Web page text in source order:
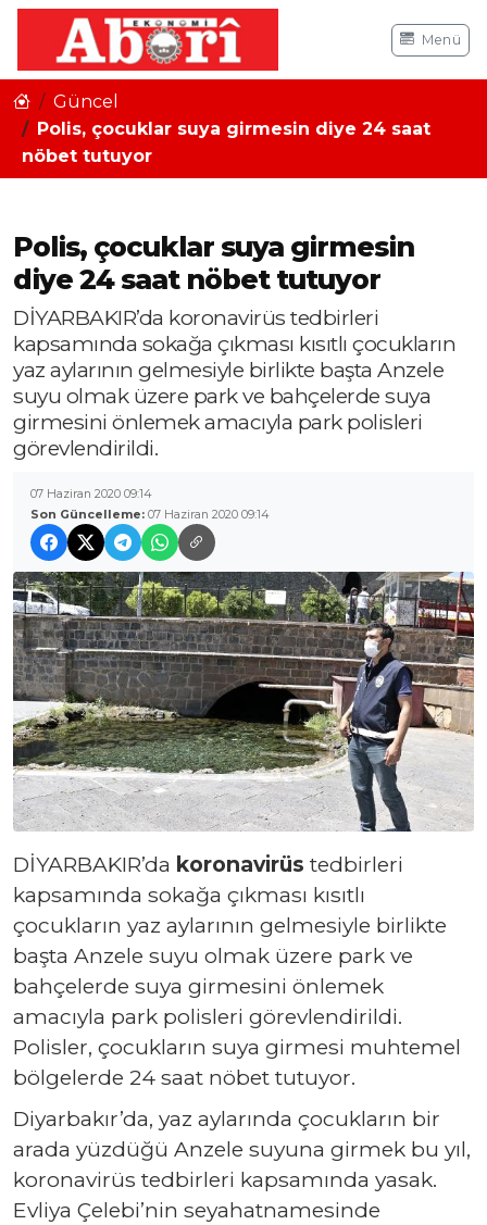
Menü
Güncel
Polis, çocuklar suya girmesin diye 24 saat
nöbet tutuyor
Polis, çocuklar suya girmesin
diye 24 saat nöbet tutuyor
DİYARBAKIR’da koronavirüs tedbirleri
kapsamında sokağa çıkması kısıtlı çocukların
yaz aylarının gelmesiyle birlikte başta Anzele
suyu olmak üzere park ve bahçelerde suya
girmesini önlemek amacıyla park polisleri
görevlendirildi.
07 Haziran 2020 09:14
Son Güncelleme: 07 Haziran 2020 09:14
DİYARBAKIR’da koronavirüs tedbirleri
kapsamında sokağa çıkması kısıtlı
çocukların yaz aylarının gelmesiyle birlikte
başta Anzele suyu olmak üzere park ve
bahçelerde suya girmesini önlemek
amacıyla park polisleri görevlendirildi.
Polisler, çocukların suya girmesi muhtemel
bölgelerde 24 saat nöbet tutuyor.
Diyarbakır’da, yaz aylarında çocukların bir
arada yüzdüğü Anzele suyuna girmek bu yıl,
koronavirüs tedbirleri kapsamında yasak.
Evliya Çelebi’nin seyahatnamesinde